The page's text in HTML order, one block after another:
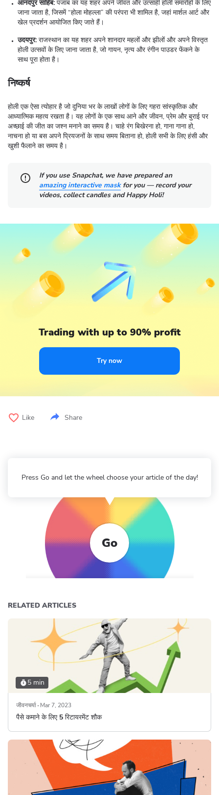
आनंदपुर साहिब: पंजाब का यह शहर अपने जीवंत और उत्साही होली समारोहों के लिए
जाना जाता है, जिसमें “होला मोहल्ला” की परंपरा भी शामिल है, जहां मार्शल आर्ट और
खेल प्रदर्शन आयोजित किए जाते हैं।
उदयपुर: राजस्थान का यह शहर अपने शानदार महलों और झीलों और अपने विस्तृत
होली उत्सवों के लिए जाना जाता है, जो गायन, नृत्य और रंगीन पाउडर फेंकने के
साथ पूरा होता है।
निष्कर्ष
होली एक ऐसा त्योहार है जो दुनिया भर के लाखों लोगों के लिए गहरा सांस्कृतिक और
आध्यात्मिक महत्व रखता है। यह लोगों के एक साथ आने और जीवन, प्रेम और बुराई पर
अच्छाई की जीत का जश्न मनाने का समय है। चाहे रंग बिखेरना हो, गाना गाना हो,
नाचना हो या बस अपने प्रियजनों के साथ समय बिताना हो, होली सभी के लिए हंसी और
खुशी फैलाने का समय है।
If you use Snapchat, we have prepared an
amazing interactive maskfor you — record your
videos, collect candles and Happy Holi!
Trading with up to 90% profit
Try now
Like Share
Go
Press Go and let the wheel choose your article of the day!
RELATED ARTICLES
5 min
जीवनचर्या Mar 7, 2023
पैसे कमाने के लिए 5 रिटायरमेंट शौक